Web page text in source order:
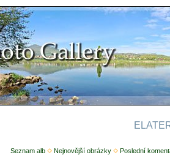
Seznam alb Nejnovější obrázky Poslední